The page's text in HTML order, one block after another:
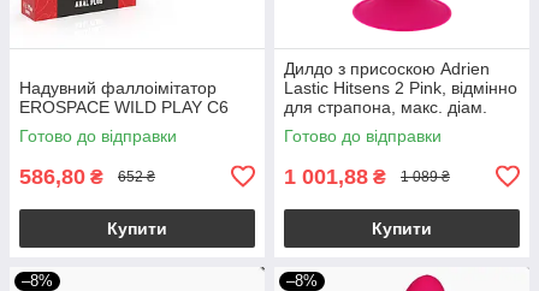
Надувний фаллоімітатор
EROSPACE WILD PLAY C6
Готово до відправки
586,80 ₴ 652 ₴
Купити
Дилдо з присоскою Adrien
Lastic Hitsens 2 Pink, відмінно
для страпона, макс. діам.
4см, довж. 16,7см
Готово до відправки
1 001,88 ₴ 1 089 ₴
Купити
–8% –8%